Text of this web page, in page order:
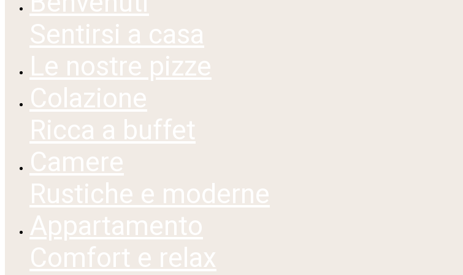
Sentirsi a casa
Le nostre pizze
Colazione
Ricca a buffet
Camere
Rustiche e moderne
Appartamento
Comfort e relax